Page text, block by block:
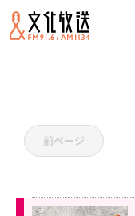
前ページ